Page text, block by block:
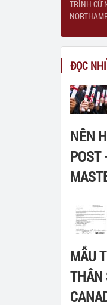
TRÌNH CỬ
ĐỌC
NÊN
POST
MẪU
THÂN